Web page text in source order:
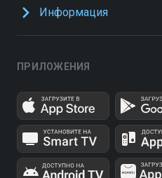
Информация
ПРИЛОЖЕНИЯ